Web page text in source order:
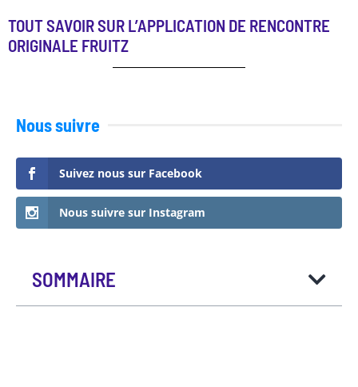
TOUT SAVOIR SUR L’APPLICATION DE RENCONTRE
ORIGINALE FRUITZ
Nous suivre
Suivez nous sur Facebook
Nous suivre sur Instagram
SOMMAIRE